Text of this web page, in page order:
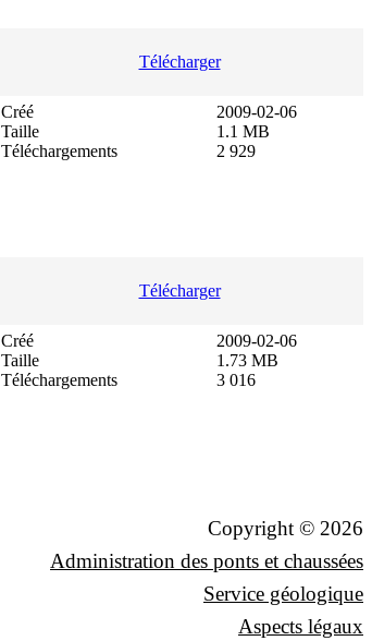
Télécharger
Créé
Taille
Téléchargements
2009-02-06
1.1 MB
2 929
Télécharger
Créé
Taille
Téléchargements
2009-02-06
1.73 MB
3 016
Copyright © 2026
Administration des ponts et chaussées
Service géologique
Aspects légaux